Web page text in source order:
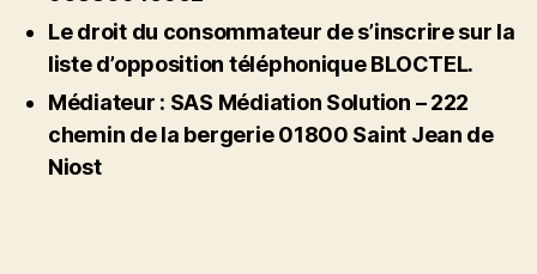
Le droit du consommateur de s’inscrire sur la
liste d’opposition téléphonique BLOCTEL.
Médiateur : SAS Médiation Solution – 222
chemin de la bergerie 01800 Saint Jean de
Niost